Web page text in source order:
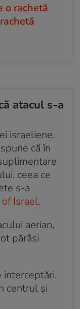
o rachetă
atacul s-a
israeliene,
că în
ceea ce
s-a
Israel.
aerian,
părăsi
centrul și